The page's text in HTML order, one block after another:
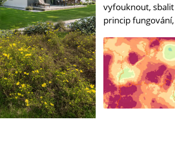
vyfouknout,
princip